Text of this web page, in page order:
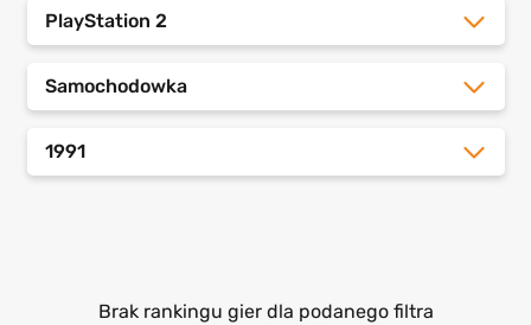
PlayStation 2
Samochodowka
1991
Brak rankingu gier dla podanego filtra